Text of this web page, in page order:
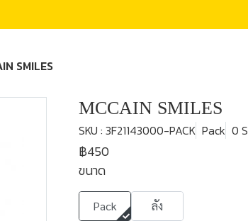
SMILES
MCCAIN SMILES
SKU : 3F21143000-PACK Pack 0
฿450
ขนาด
Pack ลัง